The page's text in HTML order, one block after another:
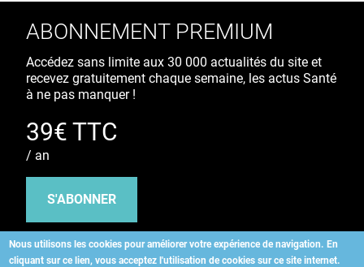
Nous utilisons les cookies pour améliorer votre expérience de navigation. En
cliquant sur ce lien, vous acceptez l'utilisation de cookies sur ce site internet.
ABONNEMENT PREMIUM
Accédez sans limite aux 30 000 actualités du site et
recevez gratuitement chaque semaine, les actus Santé
à ne pas manquer !
39€ TTC
/ an
S'ABONNER